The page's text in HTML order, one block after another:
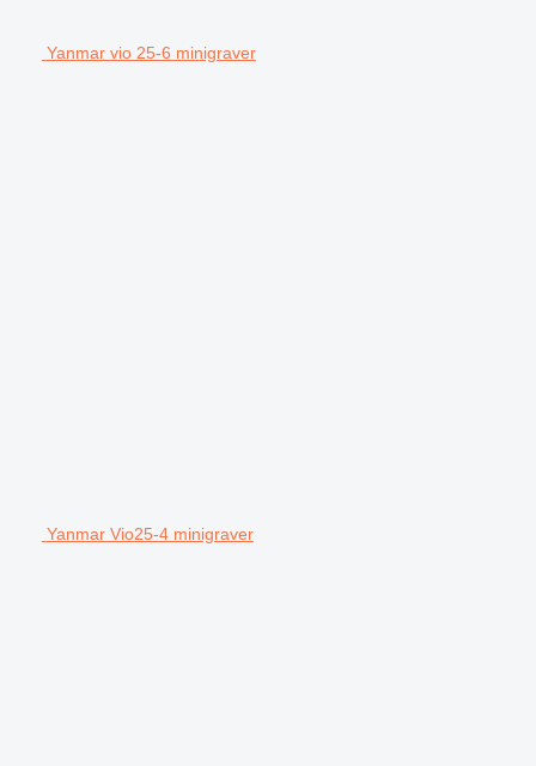
Yanmar vio 25-6 minigraver
Yanmar Vio25-4 minigraver